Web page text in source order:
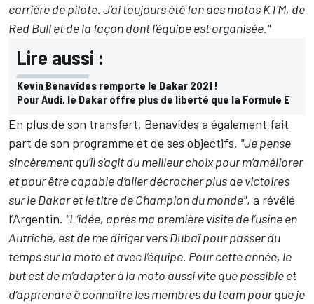
carrière de pilote. J’ai toujours été fan des motos KTM, de
Red Bull et de la façon dont l’équipe est organisée."
Lire aussi :
Kevin Benavídes remporte le Dakar 2021 !
Pour Audi, le Dakar offre plus de liberté que la Formule E
En plus de son transfert, Benavídes a également fait
part de son programme et de ses objectifs. "Je pense
sincèrement qu’il s’agit du meilleur choix pour m’améliorer
et pour être capable d’aller décrocher plus de victoires
sur le Dakar et le titre de Champion du monde", a révélé
l’Argentin. "L’idée, après ma première visite de l’usine en
Autriche, est de me diriger vers Dubaï pour passer du
temps sur la moto et avec l’équipe. Pour cette année, le
but est de m’adapter à la moto aussi vite que possible et
d’apprendre à connaître les membres du team pour que je